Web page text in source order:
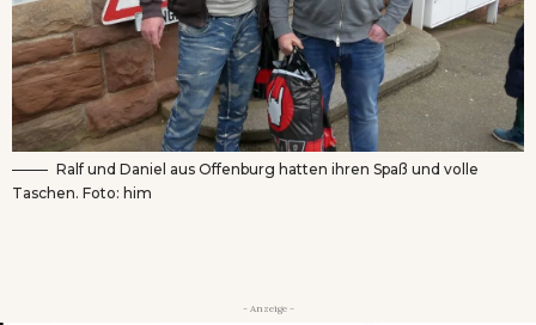
Ralf und Daniel aus Offenburg hatten ihren Spaß und volle
Taschen. Foto: him
- Anzeige -